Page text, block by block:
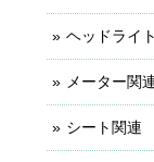
ヘッドライ
メーター関
シート関連